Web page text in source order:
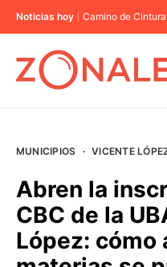
Noticias hoy Camino de Cintura
BUENOS AIRES
MUNICIPIOS · VICENTE
Abren la
CBC de la
López: cómo